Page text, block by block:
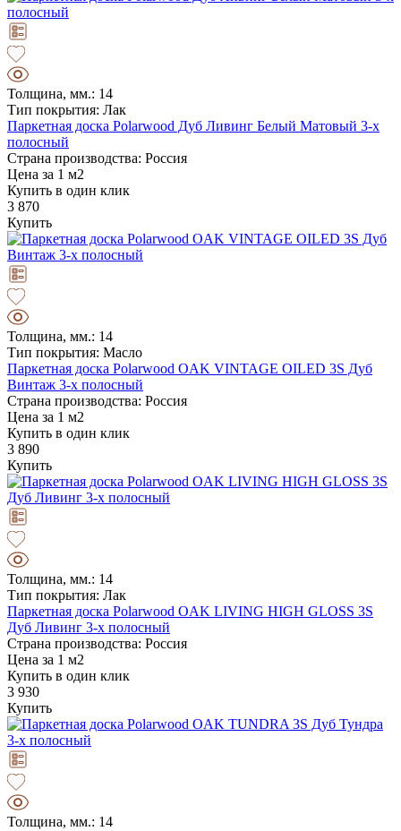
Толщина, мм.: 14
Тип покрытия: Лак
Паркетная доска Polarwood Дуб Ливинг Белый Матовый 3-х
полосный
Страна производства: Россия
Цена за 1 м2
Купить в один клик
3 870
Купить
Толщина, мм.: 14
Тип покрытия: Масло
Паркетная доска Polarwood OAK VINTAGE OILED 3S Дуб
Винтаж 3-х полосный
Страна производства: Россия
Цена за 1 м2
Купить в один клик
3 890
Купить
Толщина, мм.: 14
Тип покрытия: Лак
Паркетная доска Polarwood OAK LIVING HIGH GLOSS 3S
Дуб Ливинг 3-х полосный
Страна производства: Россия
Цена за 1 м2
Купить в один клик
3 930
Купить
Толщина, мм.: 14